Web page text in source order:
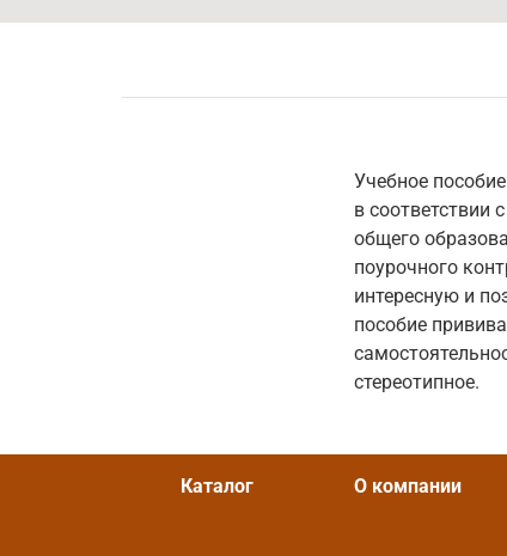
Учебное
в соответствии
общего
поурочного
интересную и
пособие
стереотипное.
Каталог О компании